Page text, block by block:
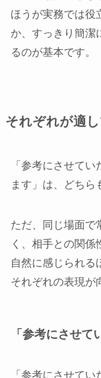
ほうが実務では役
か、すっきり簡潔
るのが基本です。
それぞれが適
「参考にさせて
ます」は、どちら
ただ、同じ場面で
く、相手との関係
自然に感じられる
それぞれの表現が
「参考にさせ
「参考にさせて